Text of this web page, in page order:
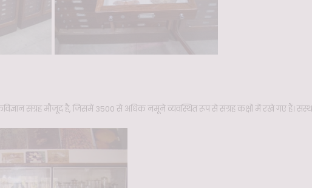
संग्रह मौजूद है, जिसमें 3500 से अधिक नमूने व्यवस्थित रूप से संग्रह कक्षों में रखे गए हैं।